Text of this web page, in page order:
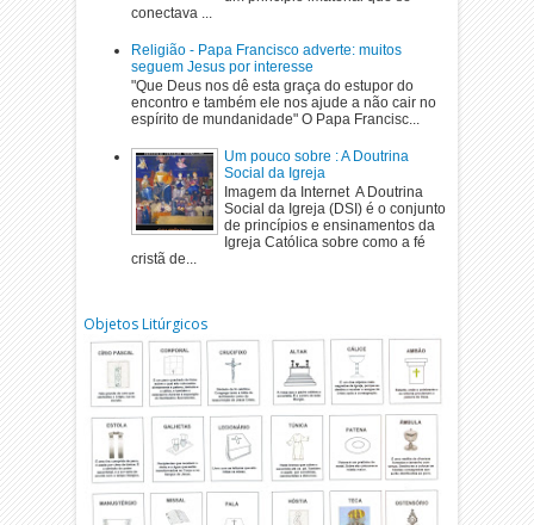
conectava ...
Religião - Papa Francisco adverte: muitos
seguem Jesus por interesse
"Que Deus nos dê esta graça do estupor do
encontro e também ele nos ajude a não cair no
espírito de mundanidade" O Papa Francisc...
Um pouco sobre : A Doutrina
Social da Igreja
Imagem da Internet A Doutrina
Social da Igreja (DSI) é o conjunto
de princípios e ensinamentos da
Igreja Católica sobre como a fé
cristã de...
Objetos Litúrgicos